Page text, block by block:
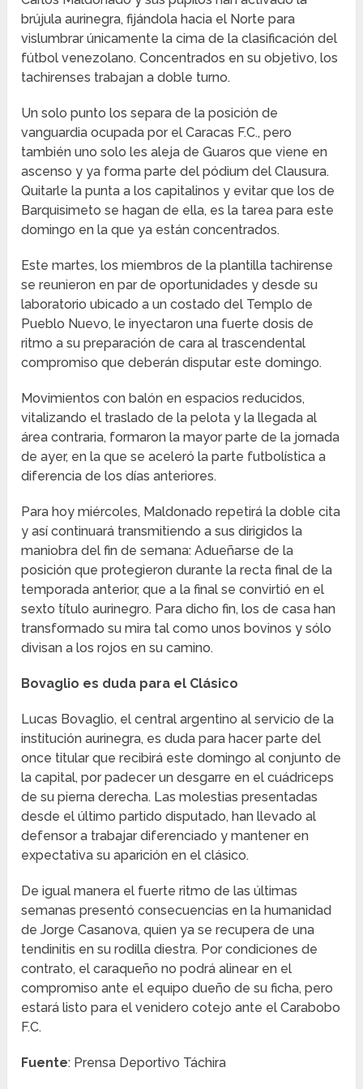
brújula aurinegra, fijándola hacia el Norte para
vislumbrar únicamente la cima de la clasificación del
fútbol venezolano. Concentrados en su objetivo, los
tachirenses trabajan a doble turno.
Un solo punto los separa de la posición de
vanguardia ocupada por el Caracas F.C., pero
también uno solo les aleja de Guaros que viene en
ascenso y ya forma parte del pódium del Clausura.
Quitarle la punta a los capitalinos y evitar que los de
Barquisimeto se hagan de ella, es la tarea para este
domingo en la que ya están concentrados.
Este martes, los miembros de la plantilla tachirense
se reunieron en par de oportunidades y desde su
laboratorio ubicado a un costado del Templo de
Pueblo Nuevo, le inyectaron una fuerte dosis de
ritmo a su preparación de cara al trascendental
compromiso que deberán disputar este domingo.
Movimientos con balón en espacios reducidos,
vitalizando el traslado de la pelota y la llegada al
área contraria, formaron la mayor parte de la jornada
de ayer, en la que se aceleró la parte futbolística a
diferencia de los días anteriores.
Para hoy miércoles, Maldonado repetirá la doble cita
y así continuará transmitiendo a sus dirigidos la
maniobra del fin de semana: Adueñarse de la
posición que protegieron durante la recta final de la
temporada anterior, que a la final se convirtió en el
sexto título aurinegro. Para dicho fin, los de casa han
transformado su mira tal como unos bovinos y sólo
divisan a los rojos en su camino.
Bovaglio es duda para el Clásico
Lucas Bovaglio, el central argentino al servicio de la
institución aurinegra, es duda para hacer parte del
once titular que recibirá este domingo al conjunto de
la capital, por padecer un desgarre en el cuádriceps
de su pierna derecha. Las molestias presentadas
desde el último partido disputado, han llevado al
defensor a trabajar diferenciado y mantener en
expectativa su aparición en el clásico.
De igual manera el fuerte ritmo de las últimas
semanas presentó consecuencias en la humanidad
de Jorge Casanova, quien ya se recupera de una
tendinitis en su rodilla diestra. Por condiciones de
contrato, el caraqueño no podrá alinear en el
compromiso ante el equipo dueño de su ficha, pero
estará listo para el venidero cotejo ante el Carabobo
F.C.
Fuente: Prensa Deportivo Táchira